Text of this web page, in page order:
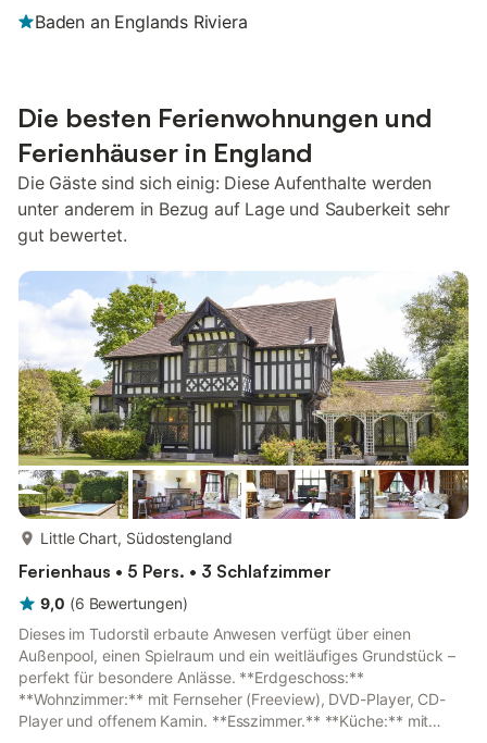
Baden an Englands Riviera
Die besten Ferienwohnungen und
Ferienhäuser in England
Die Gäste sind sich einig: Diese Aufenthalte werden
unter anderem in Bezug auf Lage und Sauberkeit sehr
gut bewertet.
Little Chart, Südostengland
Ferienhaus • 5 Pers. • 3 Schlafzimmer
9,0 (6 Bewertungen)
Dieses im Tudorstil erbaute Anwesen verfügt über einen
Außenpool, einen Spielraum und ein weitläufiges Grundstück –
perfekt für besondere Anlässe. **Erdgeschoss:**
**Wohnzimmer:** mit Fernseher (Freeview), DVD-Player, CD-
Player und offenem Kamin. **Esszimmer.** **Küche:** mit